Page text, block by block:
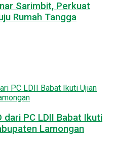
Sarimbit, Perkuat
Rumah Tangga
PC LDII Babat Ikuti
Lamongan